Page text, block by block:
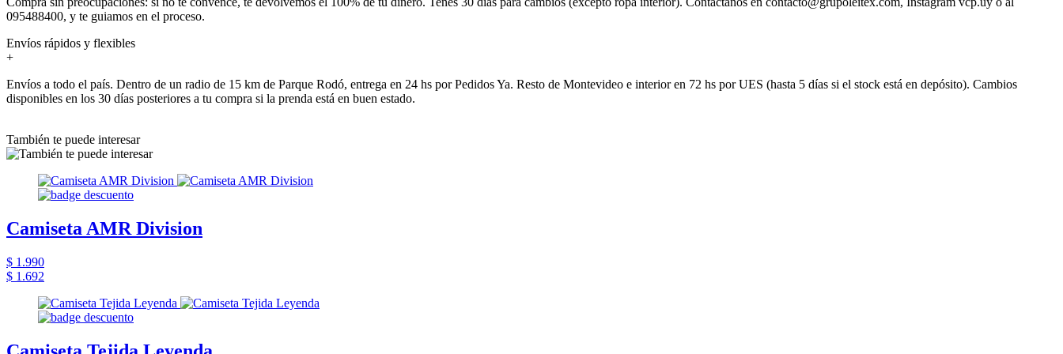
095488400, y te guiamos en el proceso.
Envíos rápidos y flexibles
+
Envíos a todo el país. Dentro de un radio de 15 km de Parque Rodó, entrega en 24 hs por Pedidos Ya. Resto de Montevideo e interior en 72 hs por UES (hasta 5 días si el stock está en depósito). Cambios
disponibles en los 30 días posteriores a tu compra si la prenda está en buen estado.
También te puede interesar
Camiseta AMR Division
$ 1.990
$ 1.692